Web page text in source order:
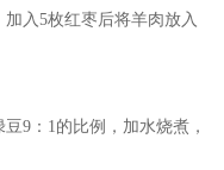
入5枚红枣后将羊肉放入
9：1的比例，加水烧煮，